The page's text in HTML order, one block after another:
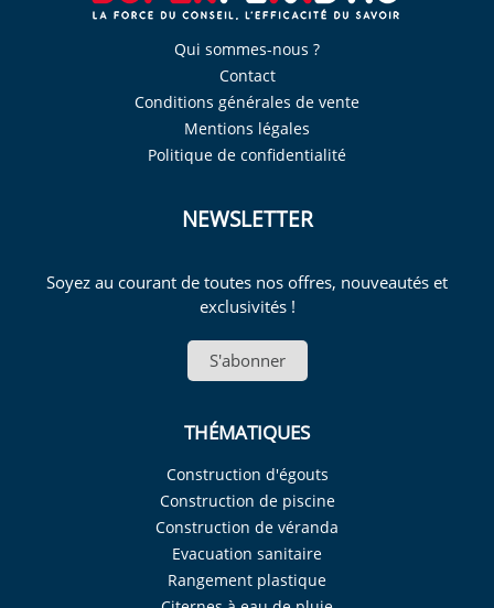
Qui sommes-nous ?
Contact
Conditions générales de vente
Mentions légales
Politique de confidentialité
NEWSLETTER
Soyez au courant de toutes nos offres, nouveautés et
exclusivités !
S'abonner
THÉMATIQUES
Construction d'égouts
Construction de piscine
Construction de véranda
Evacuation sanitaire
Rangement plastique